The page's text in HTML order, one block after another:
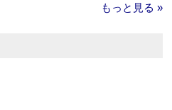
もっと見る »